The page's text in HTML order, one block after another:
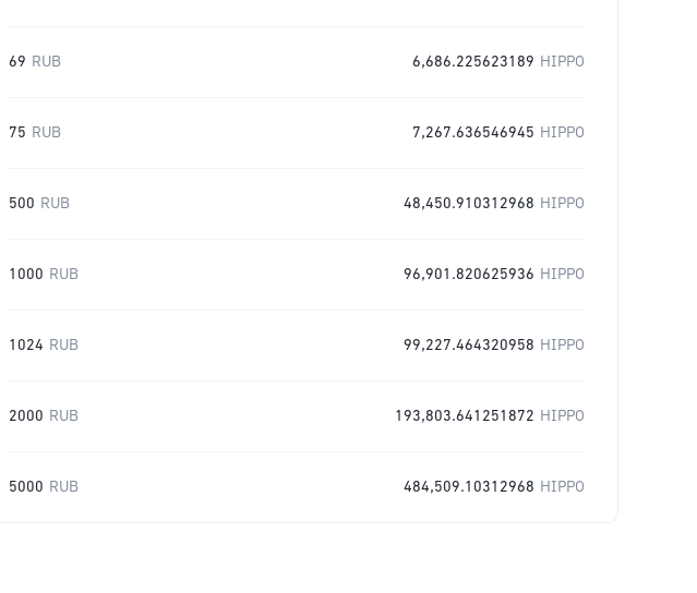
69 RUB 6,686.225623189 HIPPO
75 RUB 7,267.636546945 HIPPO
500 RUB 48,450.910312968 HIPPO
1000 RUB 96,901.820625936 HIPPO
1024 RUB 99,227.464320958 HIPPO
2000 RUB 193,803.641251872 HIPPO
5000 RUB 484,509.10312968 HIPPO